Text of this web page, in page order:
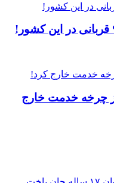
از چرخه خدمت خارج